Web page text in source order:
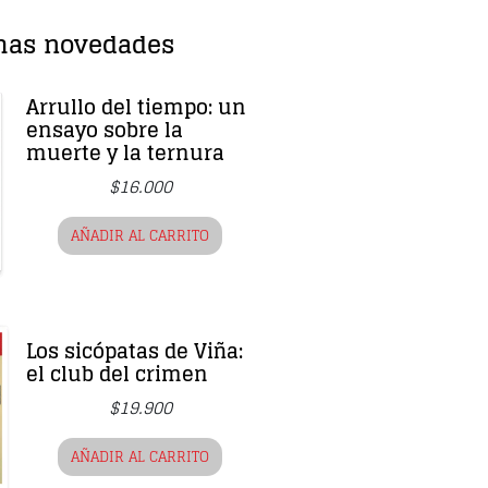
novedades
Arrullo del tiempo: un
ensayo sobre la
muerte y la ternura
$16.000
AÑADIR AL CARRITO
Los sicópatas de Viña:
el club del crimen
$19.900
AÑADIR AL CARRITO